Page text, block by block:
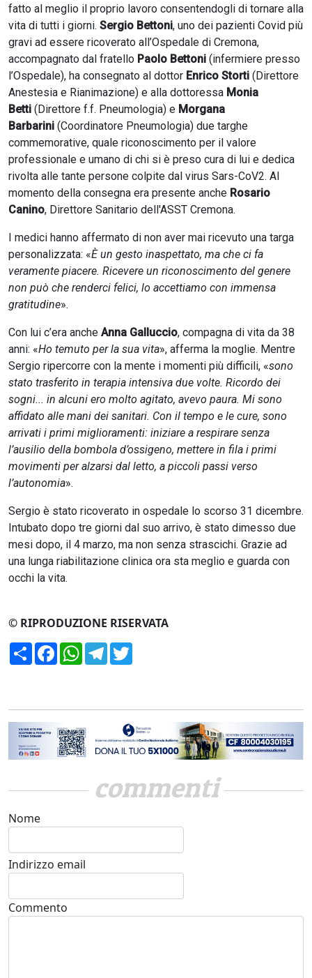
fatto al meglio il proprio lavoro consentendogli di tornare alla
vita di tutti i giorni. Sergio Bettoni, uno dei pazienti Covid più
gravi ad essere ricoverato all’Ospedale di Cremona,
accompagnato dal fratello Paolo Bettoni (infermiere presso
l’Ospedale), ha consegnato al dottor Enrico Storti (Direttore
Anestesia e Rianimazione) e alla dottoressa Monia
Betti (Direttore f.f. Pneumologia) e Morgana
Barbarini (Coordinatore Pneumologia) due targhe
commemorative, quale riconoscimento per il valore
professionale e umano di chi si è preso cura di lui e dedica
rivolta alle tante persone colpite dal virus Sars-CoV2. Al
momento della consegna era presente anche Rosario
Canino, Direttore Sanitario dell'ASST Cremona.
I medici hanno affermato di non aver mai ricevuto una targa
personalizzata: «È un gesto inaspettato, ma che ci fa
veramente piacere. Ricevere un riconoscimento del genere
non può che renderci felici, lo accettiamo con immensa
gratitudine».
Con lui c’era anche Anna Galluccio, compagna di vita da 38
anni: «Ho temuto per la sua vita», afferma la moglie. Mentre
Sergio ripercorre con la mente i momenti più difficili, «sono
stato trasferito in terapia intensiva due volte. Ricordo dei
sogni... in alcuni ero molto agitato, avevo paura. Mi sono
affidato alle mani dei sanitari. Con il tempo e le cure, sono
arrivati i primi miglioramenti: iniziare a respirare senza
l’ausilio della bombola d’ossigeno, mettere in fila i primi
movimenti per alzarsi dal letto, a piccoli passi verso
l’autonomia».
Sergio è stato ricoverato in ospedale lo scorso 31 dicembre.
Intubato dopo tre giorni dal suo arrivo, è stato dimesso due
mesi dopo, il 4 marzo, ma non senza strascichi. Grazie ad
una lunga riabilitazione clinica ora sta meglio e guarda con
occhi la vita.
© RIPRODUZIONE RISERVATA
CondividiFacebookWhatsApp
Telegram
commenti
Nome
Indirizzo email
Commento